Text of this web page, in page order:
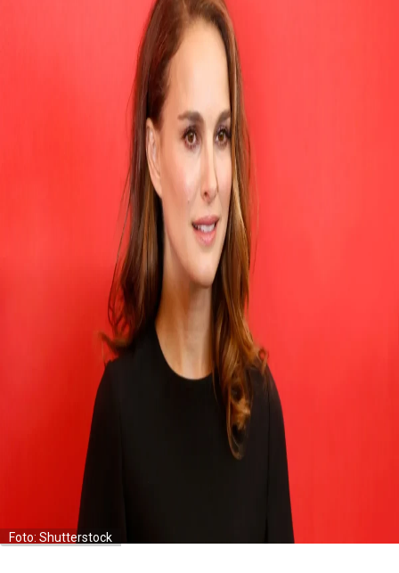
Foto: Shutterstock